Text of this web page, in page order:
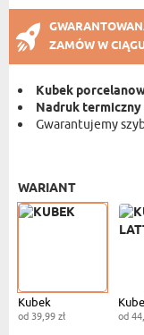
ZAMÓW W
Kubek
Nadruk termiczny
Gwarantujemy
WARIANT
Kubek
od 39,99 zł od